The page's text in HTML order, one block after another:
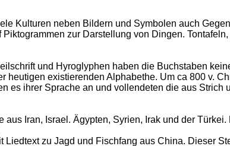
Kulturen neben Bildern und Symbolen auch
zur Darstellung von Dingen.
und Hyroglyphen haben die Buchstaben
existierenden Alphabethe. Um ca 800 v.
es ihrer Sprache an und vollendeten die aus Strich
Iran, Israel. Ägypten, Syrien, Irak und der
zu Jagd und Fischfang aus China. Dieser